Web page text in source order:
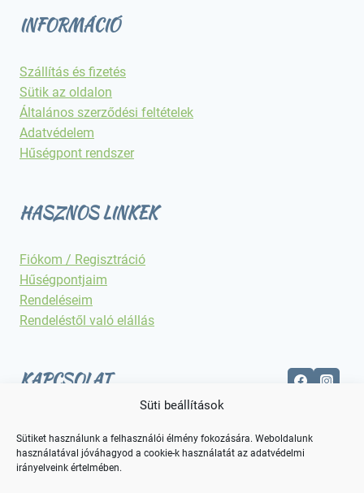
Süti beállítások
Sütiket használunk a felhasználói élmény fokozására. Weboldalunk
használatával jóváhagyod a cookie-k használatát az adatvédelmi
irányelveink értelmében.
INFORMÁCIÓ
Szállítás és fizetés
Sütik az oldalon
Általános szerződési feltételek
Adatvédelem
Hűségpont rendszer
HASZNOS LINKEK
Fiókom / Regisztráció
Hűségpontjaim
Rendeléseim
Rendeléstől való elállás
KAPCSOLAT